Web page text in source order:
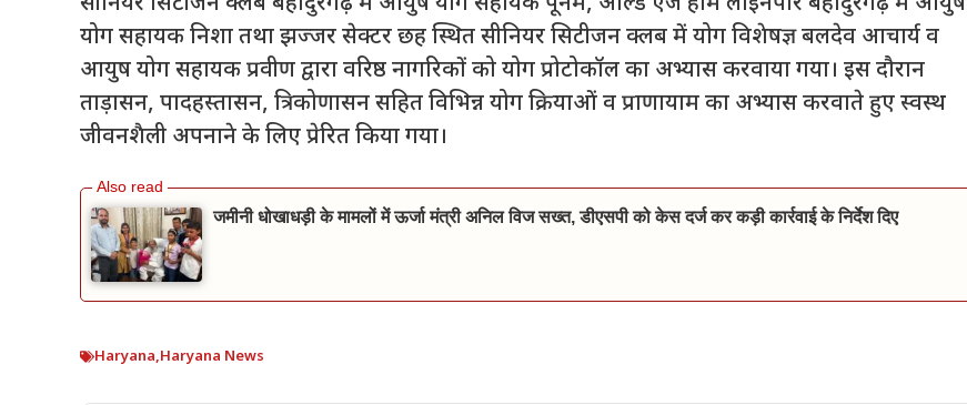
योग सहायक निशा तथा झज्जर सेक्टर छह स्थित सीनियर सिटीजन क्लब में योग विशेषज्ञ बलदेव आचार्य व
आयुष योग सहायक प्रवीण द्वारा वरिष्ठ नागरिकों को योग प्रोटोकॉल का अभ्यास करवाया गया। इस दौरान
ताड़ासन, पादहस्तासन, त्रिकोणासन सहित विभिन्न योग क्रियाओं व प्राणायाम का अभ्यास करवाते हुए स्वस्थ
जीवनशैली अपनाने के लिए प्रेरित किया गया।
जमीनी धोखाधड़ी के मामलों में ऊर्जा मंत्री अनिल विज सख्त, डीएसपी को केस दर्ज कर कड़ी कार्रवाई के निर्देश दिए
Haryana,Haryana News